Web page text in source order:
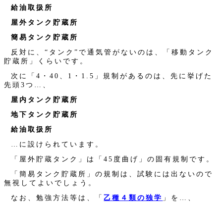
給油取扱所
屋外タンク貯蔵所
簡易タンク貯蔵所
反対に、“タンク”で通気管がないのは、「移動タンク
貯蔵所」くらいです。
次に「4・40、1・1.5」規制があるのは、先に挙げた
先頭3つ…、
屋内タンク貯蔵所
地下タンク貯蔵所
給油取扱所
…に設けられています。
「屋外貯蔵タンク」は「45度曲げ」の固有規制です。
「簡易タンク貯蔵所」の規制は、試験には出ないので
無視してよいでしょう。
なお、勉強方法等は、「乙種４類の独学 」を…、